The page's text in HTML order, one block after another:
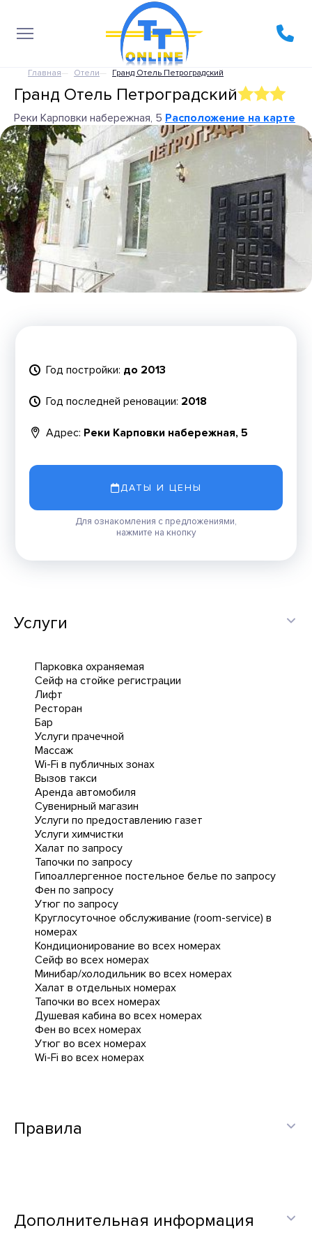
Главная Отели Гранд Отель Петроградский
Гранд Отель Петроградский
Реки Карповки набережная, 5 Расположение на карте
Год постройки: до 2013
Год последней реновации: 2018
Адрес: Реки Карповки набережная, 5
ДАТЫ И ЦЕНЫ
Для ознакомления с предложениями,
нажмите на кнопку
Услуги
Парковка охраняемая
Сейф на стойке регистрации
Лифт
Ресторан
Бар
Услуги прачечной
Массаж
Wi-Fi в публичных зонах
Вызов такси
Аренда автомобиля
Сувенирный магазин
Услуги по предоставлению газет
Услуги химчистки
Халат по запросу
Тапочки по запросу
Гипоаллергенное постельное белье по запросу
Фен по запросу
Утюг по запросу
Круглосуточное обслуживание (room-service) в
номерах
Кондиционирование во всех номерах
Сейф во всех номерах
Минибар/холодильник во всех номерах
Халат в отдельных номерах
Тапочки во всех номерах
Душевая кабина во всех номерах
Фен во всех номерах
Утюг во всех номерах
Wi-Fi во всех номерах
Правила
Дополнительная информация